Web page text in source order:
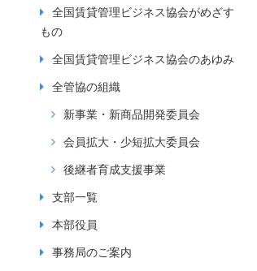
全国賃貸管理ビジネス協会がめざす
もの
全国賃貸管理ビジネス協会のあゆみ
全管協の組織
新事業・新商品開発委員会
会員拡大・少短拡大委員会
後継者育成支援事業
支部一覧
本部役員
事務局のご案内